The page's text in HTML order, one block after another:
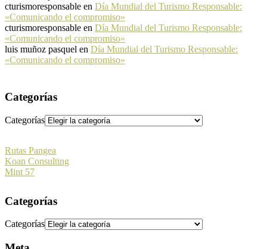
cturismoresponsable en Día Mundial del Turismo Responsable:
«Comunicando el compromiso»
cturismoresponsable en Día Mundial del Turismo Responsable:
«Comunicando el compromiso»
luis muñoz pasquel en Día Mundial del Turismo Responsable:
«Comunicando el compromiso»
Categorías
Categorías
Rutas Pangea
Koan Consulting
Mint 57
Categorías
Categorías